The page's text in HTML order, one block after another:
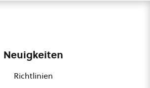
Neuigkeiten
Richtlinien